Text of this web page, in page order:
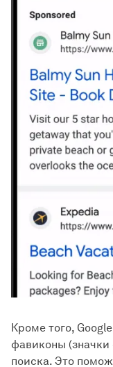
Кроме того,
фавиконы (значки
поиска. Это